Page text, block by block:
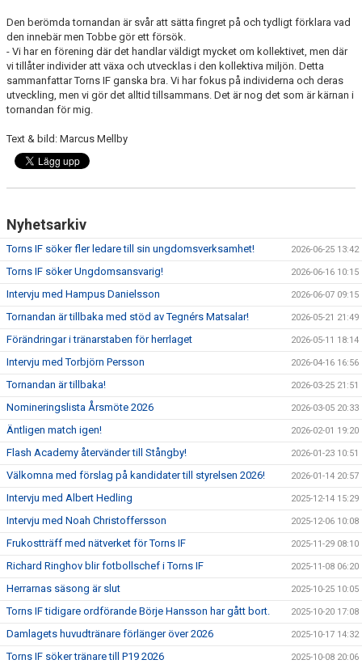
Den berömdatornandan är svår att sätta fingret på och tydligt förklara vad
den innebär men Tobbe gör ett försök.
- Vi har en förening där det handlar väldigt mycket om kollektivet, men där
vi tillåter individer att växa och utvecklas i den kollektiva miljön. Detta
sammanfattar Torns IF ganska bra. Vi har fokus på individerna och deras
utveckling, men vi gör det alltid tillsammans. Det är nog det som är kärnan i
tornandan för mig.
Text & bild: Marcus Mellby
Nyhetsarkiv
Torns IF söker fler ledare till sin ungdomsverksamhet! 2026-06-25 13:42
Torns IF söker Ungdomsansvarig! 2026-06-16 10:15
Intervju med Hampus Danielsson 2026-06-07 09:15
Tornandan är tillbaka med stöd av Tegnérs Matsalar! 2026-05-21 21:49
Förändringar i tränarstaben för herrlaget 2026-05-11 18:14
Intervju med Torbjörn Persson 2026-04-16 16:56
Tornandan är tillbaka! 2026-03-25 21:51
Nomineringslista Årsmöte 2026 2026-03-05 20:33
Äntligen match igen! 2026-02-01 19:20
Flash Academy återvänder till Stångby! 2026-01-23 10:51
Välkomna med förslag på kandidater till styrelsen 2026! 2026-01-14 20:57
Intervju med Albert Hedling 2025-12-14 15:29
Intervju med Noah Christoffersson 2025-12-06 10:08
Frukostträff med nätverket för Torns IF 2025-11-29 08:10
Richard Ringhov blir fotbollschef i Torns IF 2025-11-08 06:20
Herrarnas säsong är slut 2025-10-25 10:05
Torns IF tidigare ordförande Börje Hansson har gått bort. 2025-10-20 17:08
Damlagets huvudtränare förlänger över 2026 2025-10-17 14:32
Torns IF söker tränare till P19 2026 2025-10-08 20:06